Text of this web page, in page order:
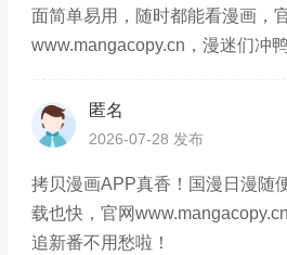
面简单易用，随时都能看漫画，
www.mangacopy.cn，漫迷们冲鸭
匿名
2026-07-28 发布
拷贝漫画APP真香！国漫日漫随
载也快，官网
追新番不用愁啦！